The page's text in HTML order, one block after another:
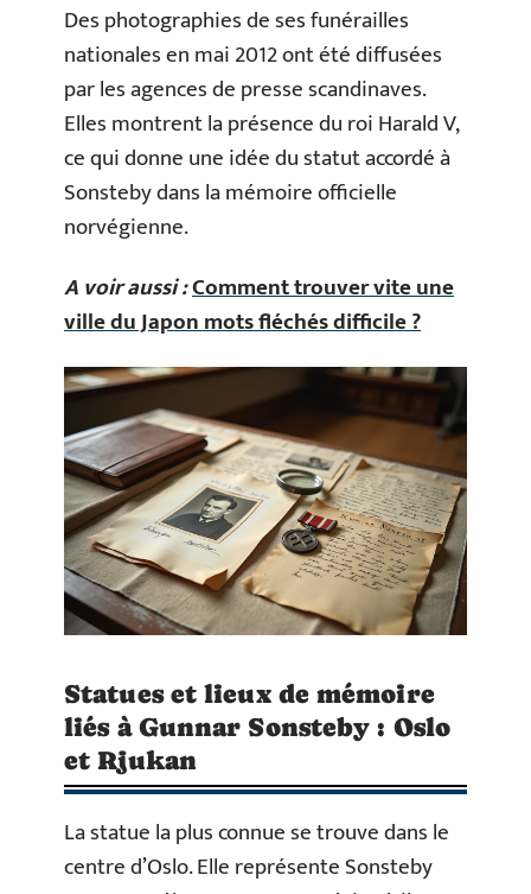
Des photographies de ses funérailles
nationales en mai 2012 ont été diffusées
par les agences de presse scandinaves.
Elles montrent la présence du roi Harald V,
ce qui donne une idée du statut accordé à
Sonsteby dans la mémoire officielle
norvégienne.
A voir aussi :Comment trouver vite une
ville du Japon mots fléchés difficile ?
Statues et lieux de mémoire
liés à Gunnar Sonsteby : Oslo
et Rjukan
La statue la plus connue se trouve dans le
centre d’Oslo. Elle représente Sonsteby